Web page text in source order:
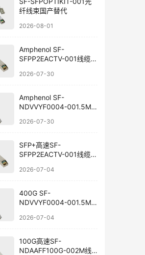
纤线束国产替代
2026-08-01
Amphenol SF-
SFPP2EACTV-001线缆组
2026-07-30
Amphenol SF-
NDVVYF0004-001.5M
2026-07-30
SFP+高速SF-
SFPP2EACTV-001线缆国
2026-07-04
400G SF-
NDVVYF0004-001.5M
2026-07-04
100G高速SF-
NDAAFF100G-002M线